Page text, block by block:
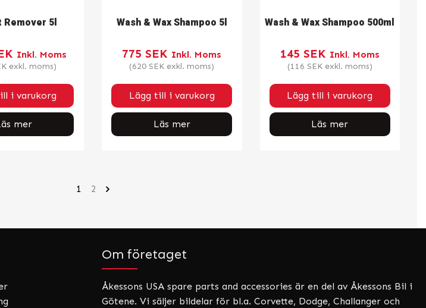
Remover 5l
Inkl. Moms
exkl. moms)
i varukorg
mer
Wash & Wax Shampoo 5l
775 SEK Inkl. Moms
(620 SEK exkl. moms)
Lägg till i varukorg
Läs mer
Wash & Wax Shampoo 500ml
145 SEK Inkl. Moms
(116 SEKexkl. moms)
Lägg till i varukorg
Läs mer
1 2
Om företaget
Åkessons USA spare parts and accessories är en del av Åkessons Bil i
Götene. Vi säljer bildelar för bl.a. Corvette, Dodge, Challanger och